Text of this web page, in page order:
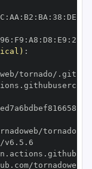
: AA : B2 : BA : 38 : DE
96 : F9 : A8 : D8 : E9 : 28
: